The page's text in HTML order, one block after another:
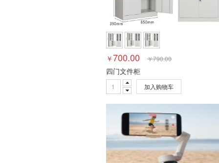
￥700.00 ￥790.00
四门文件柜
加入购物车